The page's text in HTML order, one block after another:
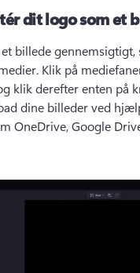
dit logo som et
billede gennemsigtigt,
Klik på
klik derefter enten på
dine billeder ved
OneDrive, Google